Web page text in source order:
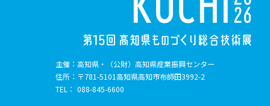
主催： 高知県・（公財）高知県産業振興センター
住所： 〒781-5101高知県高知市布師田3992-2
TEL： 088-845-6600